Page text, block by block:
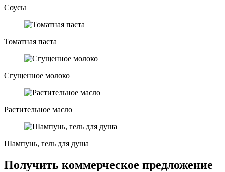
Соусы
Томатная паста
Сгущенное молоко
Растительное масло
Шампунь, гель для душа
Получить коммерческое предложение